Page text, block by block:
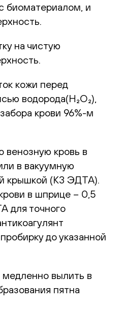
биоматериалом, и
на чистую
кожи перед
водорода(H₂O₂),
крови 96%-м
венозную кровь в
в вакуумную
крышкой (К3 ЭДТА).
в шприце – 0,5
для точного
до указанной
вылить в
пятна